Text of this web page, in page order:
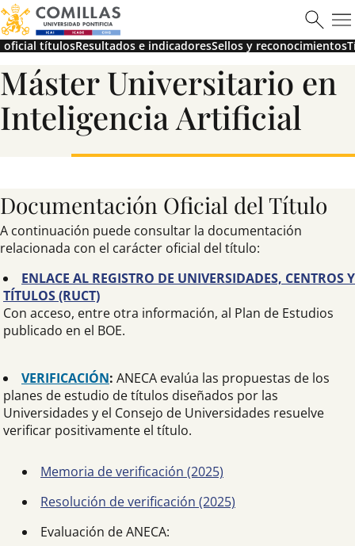
Máster en Ciberseguridad
oficial títulosResultados e indicadoresSellos y reconocimientos
Máster Universitario en
Inteligencia Artificial
Documentación Oficial del Título
A continuación puede consultar la documentación
relacionada con el carácter oficial del título:
ENLACE AL REGISTRO DE UNIVERSIDADES, CENTROS Y
TÍTULOS (RUCT)
Con acceso, entre otra información, al Plan de Estudios
publicado en el BOE.
VERIFICACIÓN: ANECA evalúa las propuestas de los
planes de estudio de títulos diseñados por las
Universidades y el Consejo de Universidades resuelve
verificar positivamente el título.
Memoria de verificación (2025)
Resolución de verificación (2025)
Evaluación de ANECA: